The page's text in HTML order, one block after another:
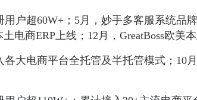
用户超60W+；5月，妙手多客服系统品
土电商ERP上线；12月，GreatBoss欧美
各大电商平台全托管及半托管模式；10